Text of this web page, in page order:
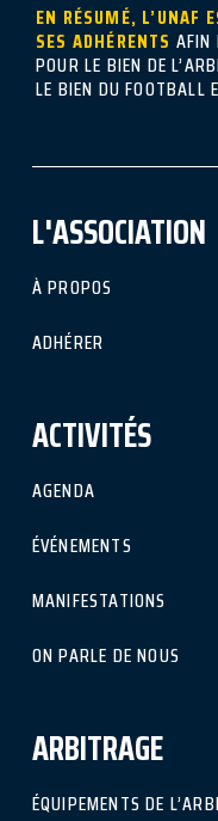
EN RÉSUMÉ, L’UNAF
SES ADHÉRENTS AFIN
POUR LE BIEN DE
LE BIEN DU FOOTBALL
L'ASSOCIATION
À PROPOS
ADHÉRER
ACTIVITÉS
AGENDA
ÉVÉNEMENTS
MANIFESTATIONS
ON PARLE DE NOUS
ARBITRAGE
ÉQUIPEMENTS DE